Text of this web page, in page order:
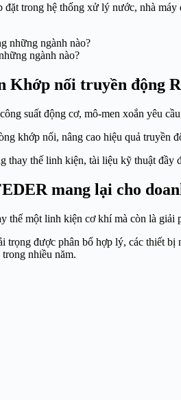
đặt trong hệ thống xử lý nước, nhà
ngành nào?
Khớp nối truyền động
suất động cơ, mô-men xoắn yêu
khớp nối, nâng cao hiệu quả truyền
thay thế linh kiện, tài liệu kỹ thuật
mang lại cho
một linh kiện cơ khí mà còn là giải
trọng được phân bổ hợp lý, các thiết
nhiều năm.